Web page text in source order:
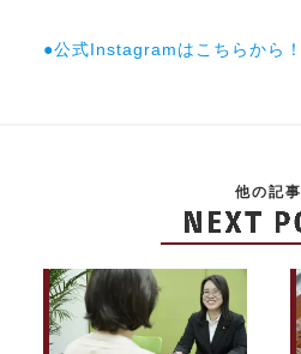
●公式Instagramはこちらから！
他の記事